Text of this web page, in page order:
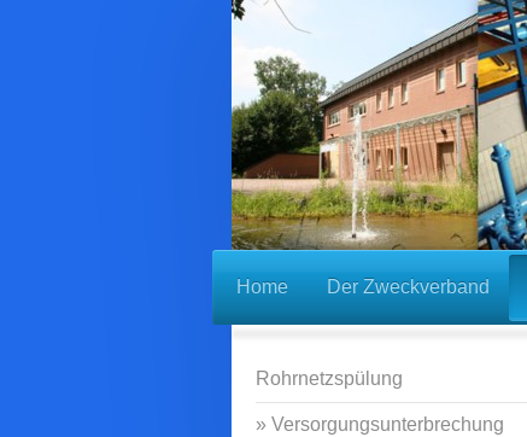
Home Der Zweckverband
Rohrnetzspülung
Versorgungsunterbrechung